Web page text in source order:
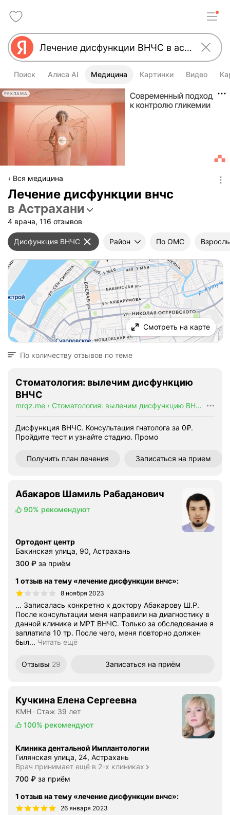
Поиск Алиса AI Медицина Картинки Видео
РЕКЛАМА
Вся медицина
Лечение дисфункции внчс
в Астрахани
4 врача, 116 отзывов
Дисфункция ВНЧС Район По ОМС
Смотреть на карте
По количеству отзывов по теме
Стоматология: вылечим дисфункцию
ВНЧС
mrqz.me › Стоматология: вылечим дисфункцию ВНЧС
Дисфункция ВНЧС. Консультация гнатолога за 0₽.
Пройдите тест и узнайте стадию. Промо
Получить план лечения Записаться на прием
Абакаров Шамиль Рабаданович
90% рекомендуют
Ортодонт центр
Бакинская улица, 90, Астрахань
Цена
300 ₽ за приём
1 отзыв на тему «лечение дисфункции внчс»:
8 ноября 2023
... Записалась конкретно к доктору Абакарову Ш.Р.
После консультации меня направили на диагностику в
данной клинике и МРТ ВНЧС. Только за обследование я
заплатила 10 тр. После чего, меня повторно должен
был... Читать ещё
Отзывы 29 Записаться на приём
Кучкина Елена Сергеевна
КМН
Стаж 39 лет
100% рекомендуют
Клиника дентальной Имплантологии
Гилянская улица, 24, Астрахань
Врач принимает ещё в 2-х клиниках
Цена
700 ₽ за приём
1 отзыв на тему «лечение дисфункции внчс»:
26 января 2023